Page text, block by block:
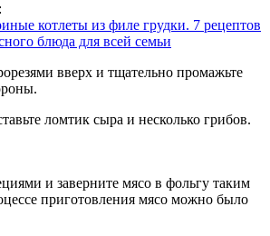
котлеты из филе грудки. 7 рецептов
блюда для всей семьи
вверх и тщательно промажьте
ломтик сыра и несколько грибов.
и заверните мясо в фольгу таким
приготовления мясо можно было